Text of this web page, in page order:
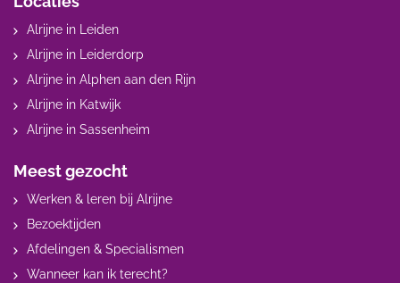
Alrijne in Leiden
Alrijne in Leiderdorp
Alrijne in Alphen aan den Rijn
Alrijne in Katwijk
Alrijne in Sassenheim
Meest gezocht
Werken & leren bij Alrijne
Bezoektijden
Afdelingen & Specialismen
Wanneer kan ik terecht?